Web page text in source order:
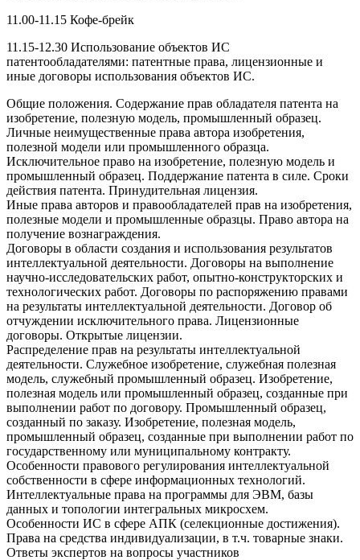
11.00-11.15 Кофе-брейк
11.15-12.30 Использование объектов ИС
патентообладателями: патентные права, лицензионные и
иные договоры использования объектов ИС.
Общие положения. Содержание прав обладателя патента на
изобретение, полезную модель, промышленный образец.
Личные неимущественные права автора изобретения,
полезной модели или промышленного образца.
Исключительное право на изобретение, полезную модель и
промышленный образец. Поддержание патента в силе. Сроки
действия патента. Принудительная лицензия.
Иные права авторов и правообладателей прав на изобретения,
полезные модели и промышленные образцы. Право автора на
получение вознаграждения.
Договоры в области создания и использования результатов
интеллектуальной деятельности. Договоры на выполнение
научно-исследовательских работ, опытно-конструкторских и
технологических работ. Договоры по распоряжению правами
на результаты интеллектуальной деятельности. Договор об
отчуждении исключительного права. Лицензионные
договоры. Открытые лицензии.
Распределение прав на результаты интеллектуальной
деятельности. Служебное изобретение, служебная полезная
модель, служебный промышленный образец. Изобретение,
полезная модель или промышленный образец, созданные при
выполнении работ по договору. Промышленный образец,
созданный по заказу. Изобретение, полезная модель,
промышленный образец, созданные при выполнении работ по
государственному или муниципальному контракту.
Особенности правового регулирования интеллектуальной
собственности в сфере информационных технологий.
Интеллектуальные права на программы для ЭВМ, базы
данных и топологии интегральных микросхем.
Особенности ИС в сфере АПК (селекционные достижения).
Права на средства индивидуализации, в т.ч. товарные знаки.
Ответы экспертов на вопросы участников